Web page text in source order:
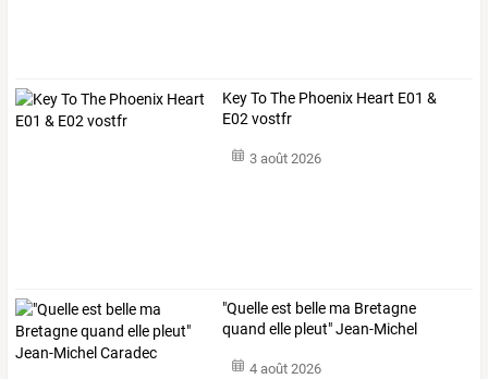
Key To The Phoenix Heart E01 &
E02 vostfr
3 août 2026
"Quelle est belle ma Bretagne
quand elle pleut" Jean-Michel
4 août 2026